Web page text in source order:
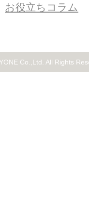
お役立ちコラム
Co.,Ltd. All Rights